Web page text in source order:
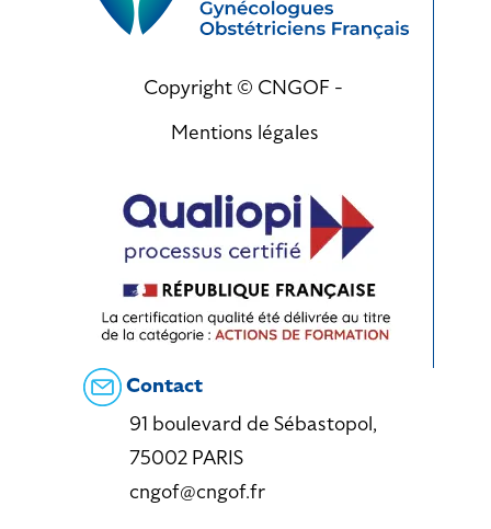
Copyright © CNGOF -
Mentions légales
Contact
91 boulevard de Sébastopol,
75002 PARIS
cngof@cngof.fr